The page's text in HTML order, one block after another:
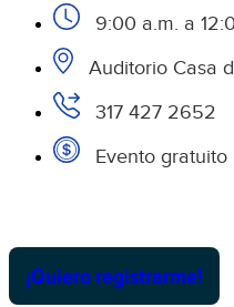
9:00 a.m. a
Auditorio Casa
317 427 2652
Evento gratuito
¡Quiero registrarme!